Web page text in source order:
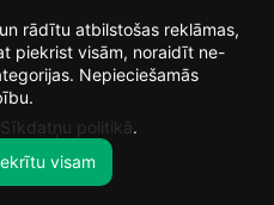
0
56
rādītu atbilstošas reklāmas,
piekrist visām, noraidīt ne-
Nepieciešamās
politikā.
visam